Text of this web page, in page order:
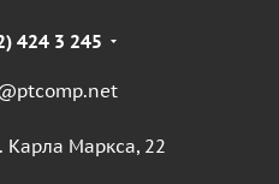
424 3 245
Карла Маркса, 22